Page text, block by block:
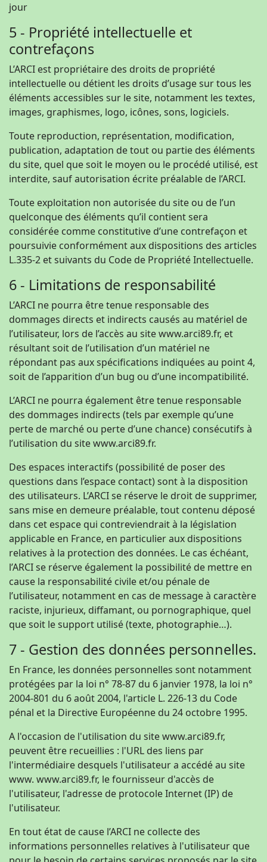
jour
5 - Propriété intellectuelle et
contrefaçons
L’ARCI est propriétaire des droits de propriété
intellectuelle ou détient les droits d’usage sur tous les
éléments accessibles sur le site, notamment les textes,
images, graphismes, logo, icônes, sons, logiciels.
Toute reproduction, représentation, modification,
publication, adaptation de tout ou partie des éléments
du site, quel que soit le moyen ou le procédé utilisé, est
interdite, sauf autorisation écrite préalable de l’ARCI.
Toute exploitation non autorisée du site ou de l’un
quelconque des éléments qu’il contient sera
considérée comme constitutive d’une contrefaçon et
poursuivie conformément aux dispositions des articles
L.335-2 et suivants du Code de Propriété Intellectuelle.
6 - Limitations de responsabilité
L’ARCI ne pourra être tenue responsable des
dommages directs et indirects causés au matériel de
l’utilisateur, lors de l’accès au site www.arci89.fr, et
résultant soit de l’utilisation d’un matériel ne
répondant pas aux spécifications indiquées au point 4,
soit de l’apparition d’un bug ou d’une incompatibilité.
L’ARCI ne pourra également être tenue responsable
des dommages indirects (tels par exemple qu’une
perte de marché ou perte d’une chance) consécutifs à
l’utilisation du site www.arci89.fr.
Des espaces interactifs (possibilité de poser des
questions dans l’espace contact) sont à la disposition
des utilisateurs. L’ARCI se réserve le droit de supprimer,
sans mise en demeure préalable, tout contenu déposé
dans cet espace qui contreviendrait à la législation
applicable en France, en particulier aux dispositions
relatives à la protection des données. Le cas échéant,
l’ARCI se réserve également la possibilité de mettre en
cause la responsabilité civile et/ou pénale de
l’utilisateur, notamment en cas de message à caractère
raciste, injurieux, diffamant, ou pornographique, quel
que soit le support utilisé (texte, photographie…).
7 - Gestion des données personnelles.
En France, les données personnelles sont notamment
protégées par la loi n° 78-87 du 6 janvier 1978, la loi n°
2004-801 du 6 août 2004, l'article L. 226-13 du Code
pénal et la Directive Européenne du 24 octobre 1995.
A l'occasion de l'utilisation du site www.arci89.fr,
peuvent être recueillies : l'URL des liens par
l'intermédiaire desquels l'utilisateur a accédé au site
www. www.arci89.fr, le fournisseur d'accès de
l'utilisateur, l'adresse de protocole Internet (IP) de
l'utilisateur.
En tout état de cause l’ARCI ne collecte des
informations personnelles relatives à l'utilisateur que